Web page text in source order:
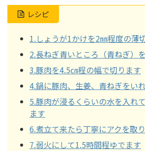
レシピ
1.しょうが1かけを2㎜程度の薄
2.長ねぎ青いところ（青ねぎ）
3.豚肉を4.5㎝程の幅で切ります
4.鍋に豚肉、生姜、青ねぎをい
5.豚肉が浸るくらいの水を入れ
ます
6.煮立て来たら丁寧にアクを取
7.弱火にして1.5時間程ゆでます